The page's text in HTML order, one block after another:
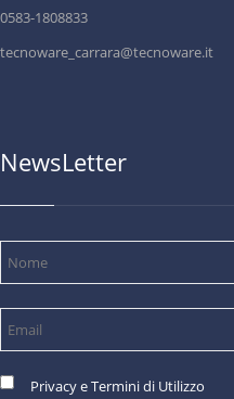
0583-1808833
tecnoware_carrara@tecnoware.it
NewsLetter
Privacy e Termini di Utilizzo